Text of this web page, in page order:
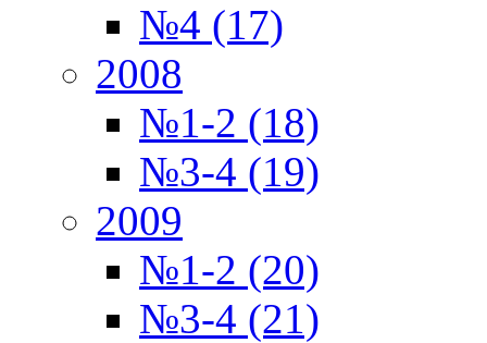
№4 (17)
2008
№1-2 (18)
№3-4 (19)
2009
№1-2 (20)
№3-4 (21)